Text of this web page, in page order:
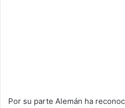
Por su parte Alemán ha